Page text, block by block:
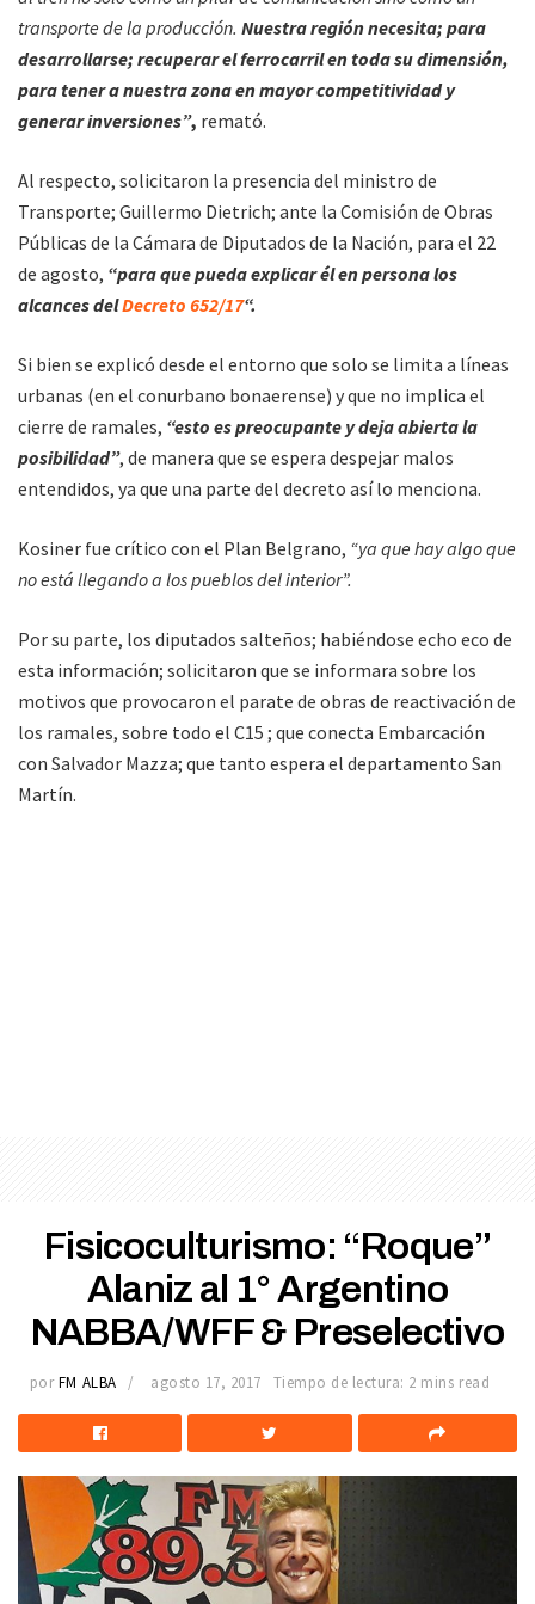
transporte de la producción. Nuestra región necesita; para
desarrollarse; recuperar el ferrocarril en toda su dimensión,
para tener a nuestra zona en mayor competitividad y
generar inversiones”, remató.
Al respecto, solicitaron la presencia del ministro de
Transporte; Guillermo Dietrich; ante la Comisión de Obras
Públicas de la Cámara de Diputados de la Nación, para el 22
de agosto, “para que pueda explicar él en persona los
alcances delDecreto 652/17“.
Si bien se explicó desde el entorno que solo se limita a líneas
urbanas (en el conurbano bonaerense) y que no implica el
cierre de ramales, “esto es preocupante y deja abierta la
posibilidad”, de manera que se espera despejar malos
entendidos, ya que una parte del decreto así lo menciona.
Kosiner fue crítico con el Plan Belgrano, “ya que hay algo que
no está llegando a los pueblos del interior”.
Por su parte, los diputados salteños; habiéndose echo eco de
esta información; solicitaron que se informara sobre los
motivos que provocaron el parate de obras de reactivación de
los ramales, sobre todo el C15 ; que conecta Embarcación
con Salvador Mazza; que tanto espera el departamento San
Martín.
Fisicoculturismo: “Roque”
Alaniz al 1° Argentino
NABBA/WFF & Preselectivo
por FM ALBA agosto 17, 2017 Tiempo de lectura: 2 mins read